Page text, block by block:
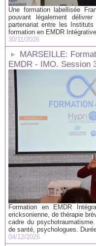
Une formation labellisée
pouvant légalement
partenariat entre les
formation en EMDR
30/11/2026
MARSEILLE:
EMDR - IMO. Session
Formation en EMDR
ericksonienne, de thérapie
cadre du
de santé, psychologues.
04/12/2026